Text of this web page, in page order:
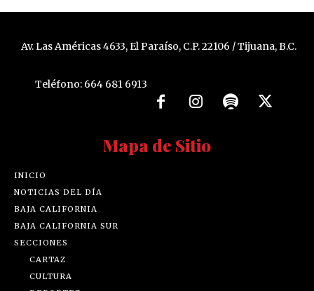
Av. Las Américas 4633, El Paraíso, C.P. 22106 / Tijuana, B.C.
Teléfono: 664 681 6913
Mapa de Sitio
INICIO
NOTICIAS DEL DÍA
BAJA CALIFORNIA
BAJA CALIFORNIA SUR
SECCIONES
CARTAZ
CULTURA